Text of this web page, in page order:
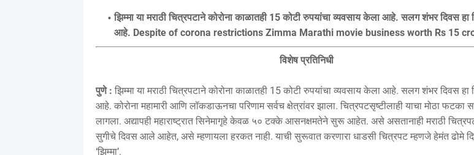
झिम्मा या मराठी चित्रपटाने कोरोना काळातही 15 कोटी रुपयांचा व्यवसाय केला आहे. सलग शंभर दिवस
आहे. Despite of corona restrictions Zimma Marathi movie business worth Rs 15
विशेष प्रतिनिधी
पुणे : झिम्मा या मराठी चित्रपटाने कोरोना काळातही 15 कोटी रुपयांचा व्यवसाय केला आहे. सलग शंभर दिवस
आहे. कोरोना महामारी आणि लॉकडाऊनचा परिणाम सर्वच क्षेत्रांवर झाला. चित्रपटसृष्टीलाही याचा मोठा फटका
लागला. अद्यापही महाराष्ट्रात सिनेमागृहे केवळ ५० टक्के आसनक्षमतेने सुरू आहेत. असे असतानाही मराठी
सुगीचे दिवस आले आहेत, असे म्हणायला हरकत नाही. याची सुरूवात करणारा धाडसी चित्रपट म्हणजे हेमंत ढोमे
‘झिम्मा’.